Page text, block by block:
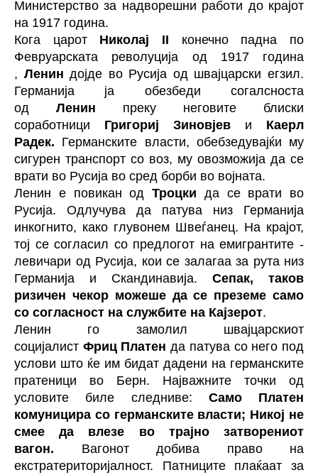
Министерство за надворешни работи до крајот
на 1917 година.
Кога царот
Николај II
конечно падна по
Февруарската револуција од 1917 година
, Ленин дојде во Русија од швајцарски егзил.
Германија ја обезбеди согалсноста
од
Ленин
преку неговите блиски
соработници
Григориј Зиновјев и
Каерл
Радек. Германските власти, обебзедувајќи му
сигурен транспорт со воз, му овозможија да се
врати во Русија во сред борби во војната.
Ленин е повикан од Троцки да се врати во
Русија. Одлучува да патува низ Германија
инкогнито, како глувонем Швеѓанец. На крајот,
тој се согласил со предлогот на емигрантите -
левичари од Русија, кои се залагаа за рута низ
Германија и Скандинавија.
Сепак, таков
ризичен чекор можеше да се преземе само
со согласност на службите на Кајзерот.
Ленин го замолил швајцарскиот
социјалист Фриц Платен да патува со него под
услови што ќе им бидат дадени на германските
пратеници во Берн. Најважните точки од
условите биле следниве:
Само Платен
комуницира со германските власти; Никој не
смее да влезе во трајно затворениот
вагон. Вагонот добива право на
екстратериторијалност. Патниците плаќаат за